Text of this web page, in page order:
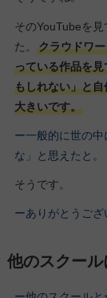
そのYouTubeを
た。
クラウドワ
っている作品を
もしれない」と
大きいです。
ー一般的に世の
な」と思えたと。
そうです。
ーありがとうござ
他のスクール